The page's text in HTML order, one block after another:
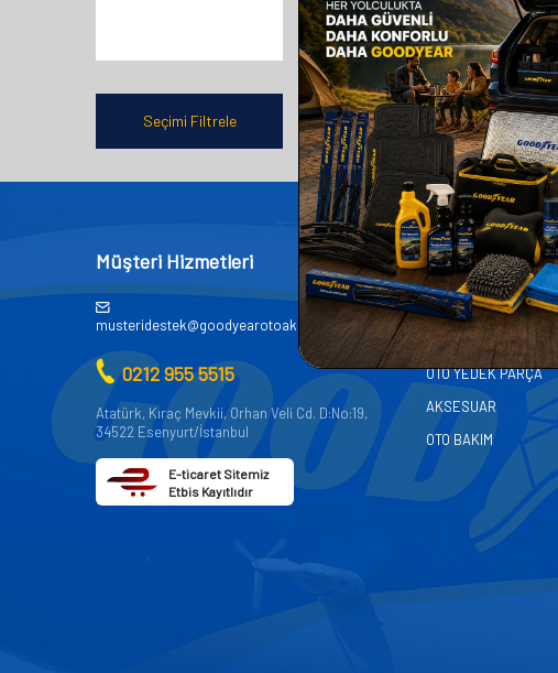
Seçimi Filtrele
305,00TL
Müşteri Hizmetleri
musteridestek@goodyearotoaksesuar.com.tr
0212 955 5515
Atatürk, Kıraç Mevkii, Orhan Veli Cd. D:No:19,
34522 Esenyurt/İstanbul
E-ticaret Sitemiz
Etbis Kayıtlıdır
Kategoriler
AKÜ
OTO KİMYASALLARI
OTO YEDEK PARÇA
AKSESUAR
OTO BAKIM